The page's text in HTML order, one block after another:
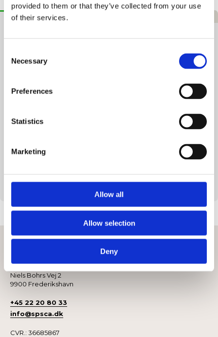
provided to them or that they’ve collected from your use
of their services.
Selection
Necessary
Preferences
Statistics
Marketing
Allow all
Allow selection
Deny
Beskrivelse
TFIGHT CLUB 21 er en sjov, højtydende ketsjer, der er perfekt til
indlæring af slag og fremskridt. Solid aluminiumskonstruktion til
at modstå enhver frustration. Et farverigt, iøjnefaldende design,
Solid konstruktion for maksimal holdbarhed
Sport Scandinavia A/S
Niels Bohrs Vej 2
9900 Frederikshavn
+45 22 20 80 33
info@spsca.dk
CVR.: 36685867